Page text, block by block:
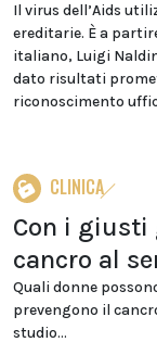
Il virus dell’Aids
ereditarie. È a
italiano, Luigi
dato risultati
riconoscimento
CLINICA
Con i giusti
cancro al
Quali donne
prevengono il
studio...